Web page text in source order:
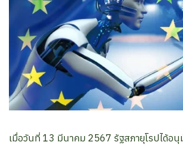
เมื่อวันที่ 13 มีนาคม 2567 รัฐสภายุโรปได้อนุ